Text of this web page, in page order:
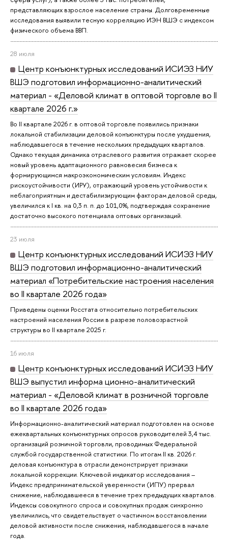
представляющих взрослое население страны. Долговременные
исследования выявили тесную корреляцию ИЭН ВШЭ с индексом
физического объема ВВП.
28 июля
Центр конъюнктурных исследований ИСИЭЗ НИУ
ВШЭ подготовил информационно-аналитический
материал - «Деловой климат в оптовой торговле во II
квартале 2026 г.»
Во II квартале 2026 г. в оптовой торговле появились признаки
локальной стабилизации деловой конъюнктуры после ухудшения,
наблюдавшегося в течение нескольких предыдущих кварталов.
Однако текущая динамика отраслевого развития отражает скорее
новый уровень адаптационного равновесия бизнеса к
формирующимся макроэкономическим условиям. Индекс
рискоустойчивости (ИРУ), отражающий уровень устойчивости к
неблагоприятным и дестабилизирующим факторам деловой среды,
увеличился к I кв. на 0,3 п. п. до 101,0%, подтверждая сохранение
достаточно высокого потенциала оптовых организаций.
23 июля
Центр конъюнктурных исследований ИСИЭЗ НИУ
ВШЭ подготовил информационно-аналитический
материал «Потребительские настроения населения
во II квартале 2026 года»
Приведены оценки Росстата относительно потребительских
настроений населения России в разрезе половозрастной
структуры во II квартале 2025 г.
16 июля
Центр конъюнктурных исследований ИСИЭЗ НИУ
ВШЭ выпустил информа ционно-аналитический
материал - «Деловой климат в розничной торговле
во II квартале 2026 года»
Информационно-аналитический материал подготовлен на основе
ежеквартальных конъюнктурных опросов руководителей 3,4 тыс.
организаций розничной торговли, проводимых Федеральной
службой государственной статистики. По итогам II кв. 2026 г.
деловая конъюнктура в отрасли демонстрирует признаки
локальной коррекции. Ключевой индикатор исследования –
Индекс предпринимательской уверенности (ИПУ) прервал
снижение, наблюдавшееся в течение трех предыдущих кварталов.
Индексы совокупного спроса и совокупных продаж синхронно
увеличились, что свидетельствует о частичном восстановлении
деловой активности после снижения, наблюдавшегося в начале
года.